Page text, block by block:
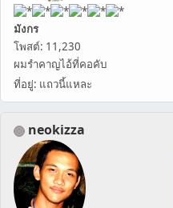
มังกร
โพสต์: 11,230
ผมรำคาญไอ้ที่คอคับ
ที่อยู่: แถวนี้แหละ
neokizza